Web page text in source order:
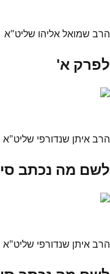
הרב שמואל אליהו שליט"א
לפרק א'
הרב איתן שנדורפי שליט"א
לשם מה נכתב
הרב איתן שנדורפי שליט"א